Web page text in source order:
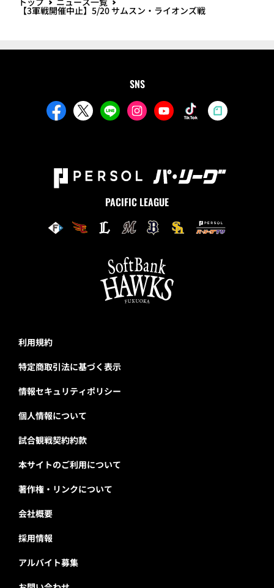
【3軍戦開催中止】5/20 サムスン・ライオンズ戦
SNS
PACIFIC LEAGUE
利用規約
特定商取引法に基づく表示
情報セキュリティポリシー
個人情報について
試合観戦契約約款
本サイトのご利用について
著作権・リンクについて
会社概要
採用情報
アルバイト募集